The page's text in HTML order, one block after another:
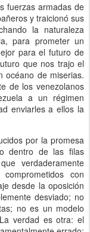
fuerzas armadas de
y traicionó sus
la naturaleza
para prometer un
para el futuro de
que nos trajo el
océano de miserias.
de los venezolanos
a un régimen
enviarles a ellos la
por la promesa
dentro de las filas
verdaderamente
con
desde la oposición
desviado; no
no es un modelo
verdad es otra: el